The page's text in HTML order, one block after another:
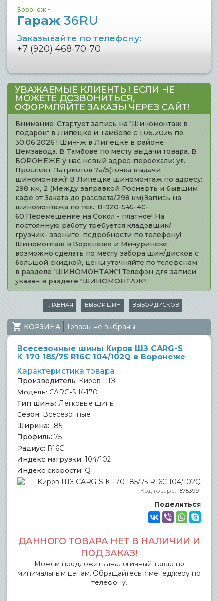
Воронеж
Гараж 36RU
Заказывайте по телефону:
+7 (920) 468-70-70
УВАЖАЕМЫЕ КЛИЕНТЫ! ЕСЛИ НЕ
МОЖЕТЕ ДОЗВОНИТЬСЯ,
ОФОРМЛЯЙТЕ ЗАКАЗЫ ЧЕРЕЗ САЙТ!
Внимание! Стартует запись на "Шиномонтаж в
подарок" в Липецке и Тамбове с 1.06.2026 по
30.06.2026 ! Шин-ж в Липецке в районе
Цемзавода. В Тамбове по месту выдачи товара. В
ВОРОНЕЖЕ у нас новый адрес-переехали: ул.
Проспект Патриотов 7а/5(точка выдачи
шиномонтаж)! В Липецке шиномонтаж по адресу:
298 км, 2 (Между заправкой Роснефть и бывшим
кафе от Заката до рассвета/298 км).Запись на
шиномонтажа по тел.: 8-920-545-40-
60.Перемещение на Сокол - платное! На
постоянную работу требуется кладовщик/
грузчик- звоните, подробности по телефону!
Шиномонтаж в Воронеже и Мичуринске
возможно сделать по месту забора шин/дисков с
большой скидкой, цены уточняйте по телефонам
в разделе "ШИНОМОНТАЖ"! Телефон для записи
указан в разделе "ШИНОМОНТАЖ"!
ГЛАВНАЯ ВЫБОР ШИН ВЫБОР ДИСКОВ
КОРЗИНА Товары не выбраны
Всесезонные шины Киров ШЗ CARG-S
К-170 185/75 R16C 104/102Q в Воронеже
Характеристика товара
Производитель: Киров ШЗ
Модель: CARG-S К-170
Тип шины: Легковые шины
Сезон: Всесезонные
Ширина: 185
Профиль: 75
Радиус: R16C
Индекс нагрузки: 104/102
Индекс скорости: Q
Код товара: 15753991
Поделиться
ДАННОГО ТОВАРА НЕТ В НАЛИЧИИ И
ПОД ЗАКАЗ!
Можем предложить аналогичный товар по
минимальным ценам. Обращайтесь к менеджеру по
телефону.